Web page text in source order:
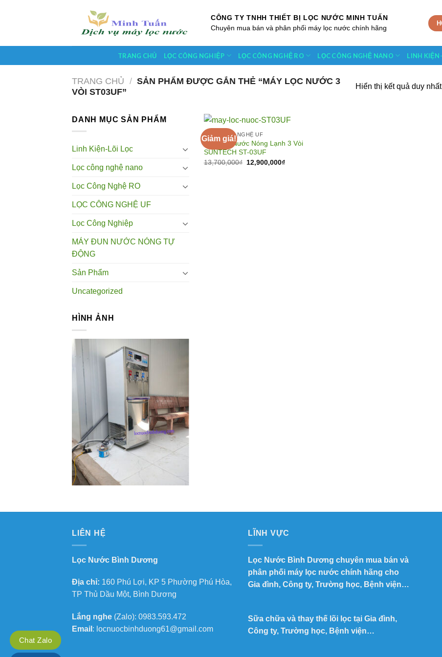
CÔNG TY TNHH THIẾT BỊ LỌC NƯỚC MINH TUẤN
Chuyên mua bán và phân phối máy lọc nước chính hãng
TRANG CHỦ LỌC CÔNG NGHIỆP LỌC CÔNG NGHỆ RO LỌC CÔNG NGHỆ NANO LINH
TRANG CHỦ / SẢN PHẨM ĐƯỢC GẮN THẺ “MÁY LỌC NƯỚC 3
VÒI ST03UF”
Hiển thị kết quả duy nhất
DANH MỤC SẢN PHẨM
Linh Kiện-Lõi Lọc
Lọc công nghệ nano
Lọc Công Nghệ RO
LỌC CÔNG NGHỆ UF
Lọc Công Nghiệp
MÁY ĐUN NƯỚC NÓNG TỰ
ĐỘNG
Sản Phẩm
Uncategorized
HÌNH ẢNH
Giảm giá!
LỌC CÔNG NGHỆ UF
Máy Lọc Nước Nóng Lạnh 3 Vòi
SUNTECH ST-03UF
13,700,000₫ Giá
12,900,000₫Giá
LIÊN HỆ
Lọc Nước Bình Dương
Địa chỉ: 160 Phú Lợi, KP 5 Phường Phú Hòa,
TP Thủ Dầu Một, Bình Dương
Lắng nghe (Zalo): 0983.593.472
Email : locnuocbinhduong61@gmail.com
LĨNH VỰC
Lọc Nước Bình Dương chuyên mua bán và
phân phối máy lọc nước chính hãng cho
Gia đình, Công ty, Trường học, Bệnh viện…
Sữa chữa và thay thế lõi lọc tại Gia đình,
Công ty, Trường học, Bệnh viện…
Chat Zalo